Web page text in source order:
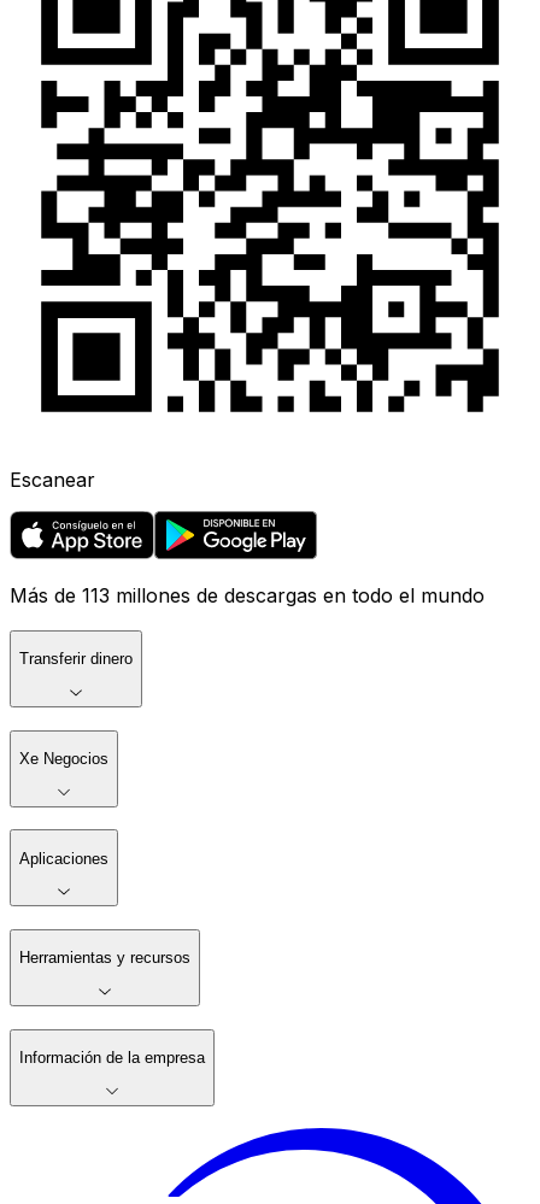
Escanear
Más de 113 millones de descargas en todo el mundo
Transferir dinero
Xe Negocios
Aplicaciones
Herramientas y recursos
Información de la empresa